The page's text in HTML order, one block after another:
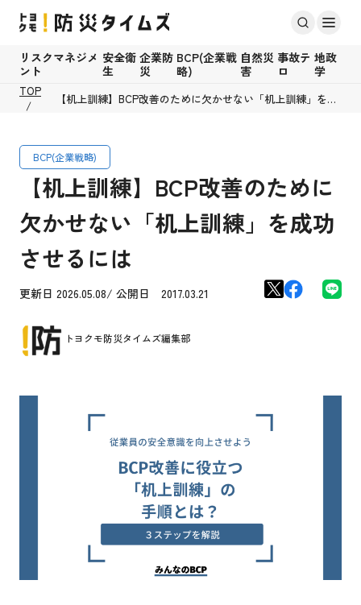
リスクマネジメ
ント
安全衛
生
企業防
災
BCP(企業戦
略)
自然災
害
事故テ
ロ
地政
学
TOP
【机上訓練】BCP改善のために欠かせない「机上訓練」を成
BCP(企業戦略)
【机上訓練】BCP改善のために
欠かせない「机上訓練」を成功
させるには
更新日 2026.05.08/ 公開日 2017.03.21
トヨクモ防災タイムズ編集部